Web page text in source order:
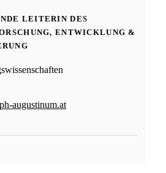
LEITERIN DES
ENTWICKLUNG &
augustinum.at